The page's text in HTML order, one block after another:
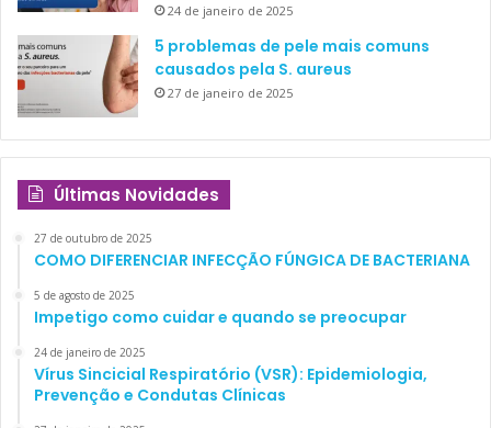
24 de janeiro de 2025
5 problemas de pele mais comuns
causados pela S. aureus
27 de janeiro de 2025
Últimas Novidades
27 de outubro de 2025
COMO DIFERENCIAR INFECÇÃO FÚNGICA DE BACTERIANA
5 de agosto de 2025
Impetigo como cuidar e quando se preocupar
24 de janeiro de 2025
Vírus Sincicial Respiratório (VSR): Epidemiologia,
Prevenção e Condutas Clínicas